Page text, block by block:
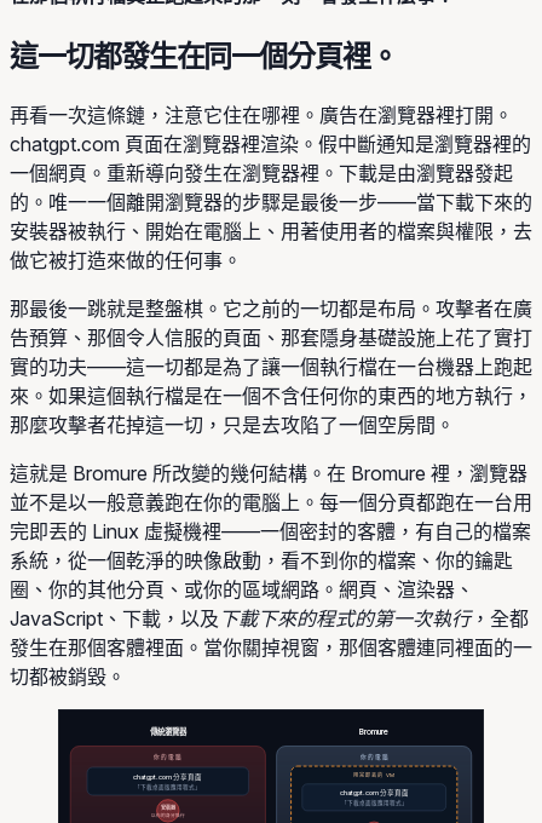
這一切都發生在同一個分頁裡。
再看一次這條鏈，注意它住在哪裡。廣告在瀏覽器裡打開。
chatgpt.com 頁面在瀏覽器裡渲染。假中斷通知是瀏覽器裡的
一個網頁。重新導向發生在瀏覽器裡。下載是由瀏覽器發起
的。唯一一個離開瀏覽器的步驟是最後一步——當下載下來的
安裝器被執行、開始在電腦上、用著使用者的檔案與權限，去
做它被打造來做的任何事。
那最後一跳就是整盤棋。它之前的一切都是布局。攻擊者在廣
告預算、那個令人信服的頁面、那套隱身基礎設施上花了實打
實的功夫——這一切都是為了讓一個執行檔在一台機器上跑起
來。如果這個執行檔是在一個不含任何你的東西的地方執行，
那麼攻擊者花掉這一切，只是去攻陷了一個空房間。
這就是 Bromure 所改變的幾何結構。在 Bromure 裡，瀏覽器
並不是以一般意義跑在你的電腦上。每一個分頁都跑在一台用
完即丟的 Linux 虛擬機裡——一個密封的客體，有自己的檔案
系統，從一個乾淨的映像啟動，看不到你的檔案、你的鑰匙
圈、你的其他分頁、或你的區域網路。網頁、渲染器、
JavaScript、下載，以及 下載下來的程式的第一次執行，全都
發生在那個客體裡面。當你關掉視窗，那個客體連同裡面的一
切都被銷毀。
傳統瀏覽器
你的電腦
chatgpt.com 分享頁面
「下載桌面版應用程式」
安裝器
以你的身分執行
Bromure
你的電腦
用完即丟的 VM
chatgpt.com 分享頁面
「下載桌面版應用程式」